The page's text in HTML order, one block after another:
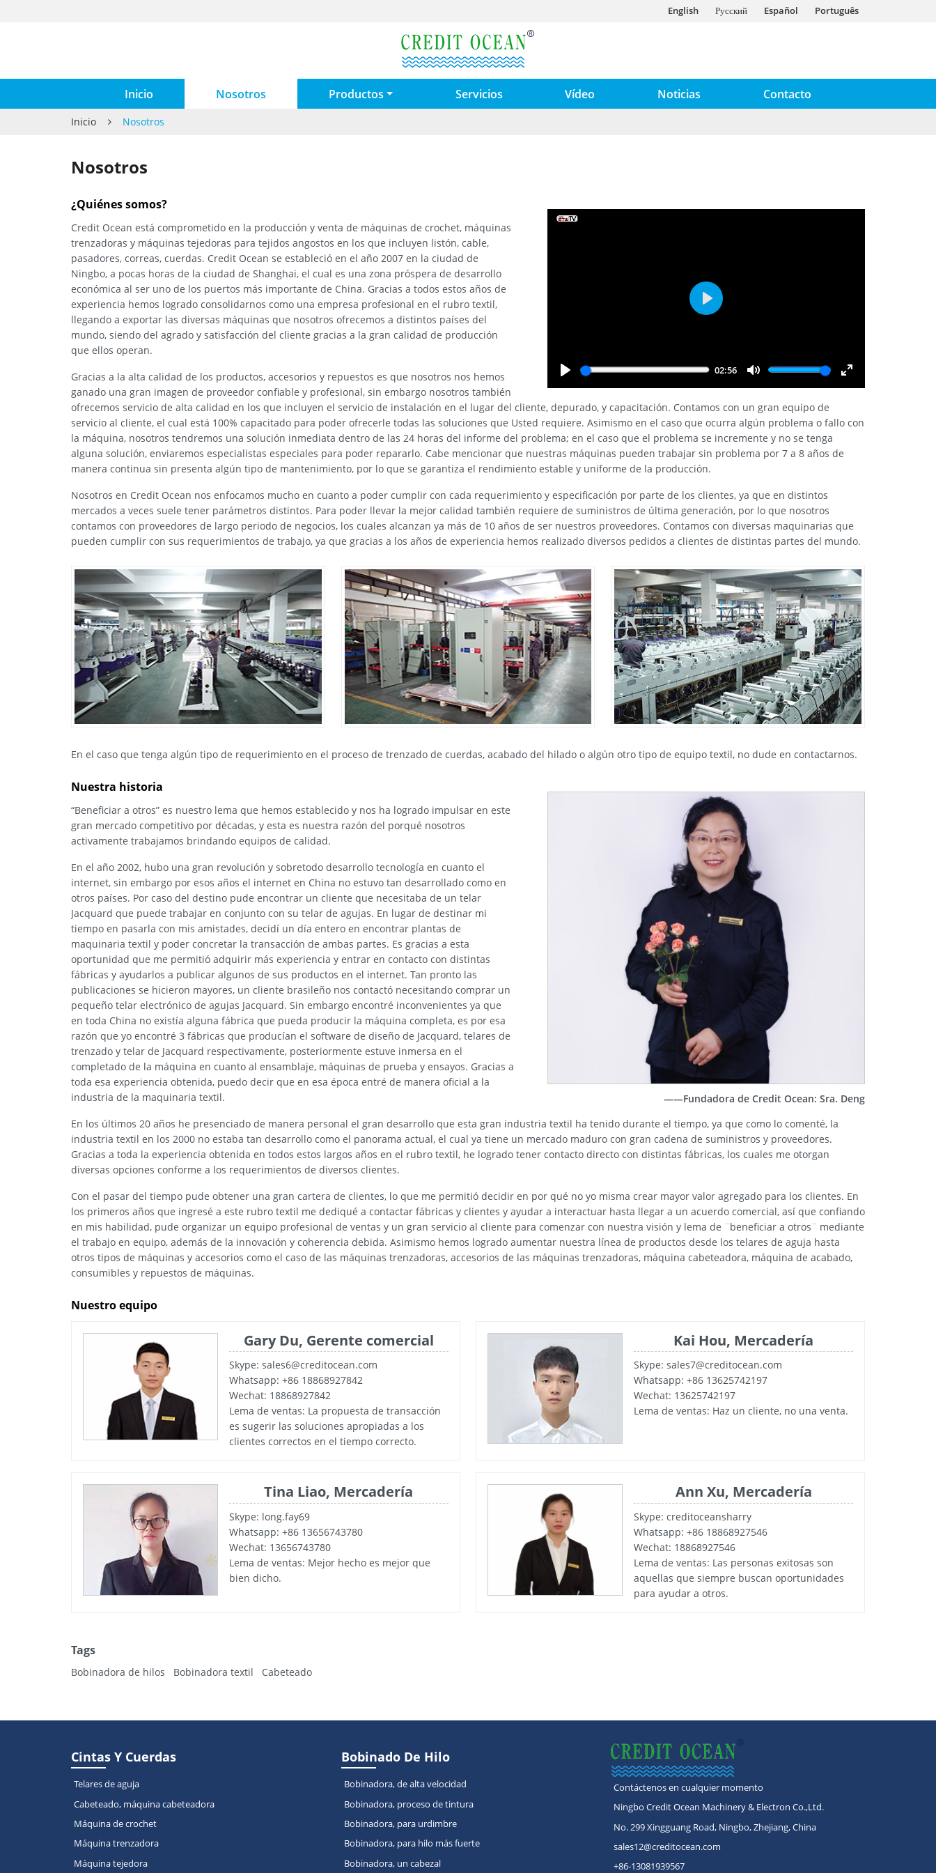
English Русский Español Português
Inicio Nosotros Productos Servicios Vídeo Noticias Contacto
Inicio Nosotros
Nosotros
¿Quiénes somos?
02:56
Play
Credit Ocean está comprometido en la producción y venta de máquinas de crochet, máquinas
trenzadoras y máquinas tejedoras para tejidos angostos en los que incluyen listón, cable,
pasadores, correas, cuerdas. Credit Ocean se estableció en el año 2007 en la ciudad de
Ningbo, a pocas horas de la ciudad de Shanghai, el cual es una zona próspera de desarrollo
económica al ser uno de los puertos más importante de China. Gracias a todos estos años de
experiencia hemos logrado consolidarnos como una empresa profesional en el rubro textil,
llegando a exportar las diversas máquinas que nosotros ofrecemos a distintos países del
mundo, siendo del agrado y satisfacción del cliente gracias a la gran calidad de producción
que ellos operan.
Gracias a la alta calidad de los productos, accesorios y repuestos es que nosotros nos hemos
ganado una gran imagen de proveedor confiable y profesional, sin embargo nosotros también
ofrecemos servicio de alta calidad en los que incluyen el servicio de instalación en el lugar del cliente, depurado, y capacitación. Contamos con un gran equipo de
servicio al cliente, el cual está 100% capacitado para poder ofrecerle todas las soluciones que Usted requiere. Asimismo en el caso que ocurra algún problema o fallo con
la máquina, nosotros tendremos una solución inmediata dentro de las 24 horas del informe del problema; en el caso que el problema se incremente y no se tenga
alguna solución, enviaremos especialistas especiales para poder repararlo. Cabe mencionar que nuestras máquinas pueden trabajar sin problema por 7 a 8 años de
manera continua sin presenta algún tipo de mantenimiento, por lo que se garantiza el rendimiento estable y uniforme de la producción.
Nosotros en Credit Ocean nos enfocamos mucho en cuanto a poder cumplir con cada requerimiento y especificación por parte de los clientes, ya que en distintos
mercados a veces suele tener parámetros distintos. Para poder llevar la mejor calidad también requiere de suministros de última generación, por lo que nosotros
contamos con proveedores de largo periodo de negocios, los cuales alcanzan ya más de 10 años de ser nuestros proveedores. Contamos con diversas maquinarias que
pueden cumplir con sus requerimientos de trabajo, ya que gracias a los años de experiencia hemos realizado diversos pedidos a clientes de distintas partes del mundo.
En el caso que tenga algún tipo de requerimiento en el proceso de trenzado de cuerdas, acabado del hilado o algún otro tipo de equipo textil, no dude en contactarnos.
Nuestra historia
——Fundadora de Credit Ocean: Sra. Deng
“Beneficiar a otros” es nuestro lema que hemos establecido y nos ha logrado impulsar en este
gran mercado competitivo por décadas, y esta es nuestra razón del porqué nosotros
activamente trabajamos brindando equipos de calidad.
En el año 2002, hubo una gran revolución y sobretodo desarrollo tecnología en cuanto el
internet, sin embargo por esos años el internet en China no estuvo tan desarrollado como en
otros países. Por caso del destino pude encontrar un cliente que necesitaba de un telar
Jacquard que puede trabajar en conjunto con su telar de agujas. En lugar de destinar mi
tiempo en pasarla con mis amistades, decidí un día entero en encontrar plantas de
maquinaria textil y poder concretar la transacción de ambas partes. Es gracias a esta
oportunidad que me permitió adquirir más experiencia y entrar en contacto con distintas
fábricas y ayudarlos a publicar algunos de sus productos en el internet. Tan pronto las
publicaciones se hicieron mayores, un cliente brasileño nos contactó necesitando comprar un
pequeño telar electrónico de agujas Jacquard. Sin embargo encontré inconvenientes ya que
en toda China no existía alguna fábrica que pueda producir la máquina completa, es por esa
razón que yo encontré 3 fábricas que producían el software de diseño de Jacquard, telares de
trenzado y telar de Jacquard respectivamente, posteriormente estuve inmersa en el
completado de la máquina en cuanto al ensamblaje, máquinas de prueba y ensayos. Gracias a
toda esa experiencia obtenida, puedo decir que en esa época entré de manera oficial a la
industria de la maquinaria textil.
En los últimos 20 años he presenciado de manera personal el gran desarrollo que esta gran industria textil ha tenido durante el tiempo, ya que como lo comenté, la
industria textil en los 2000 no estaba tan desarrollo como el panorama actual, el cual ya tiene un mercado maduro con gran cadena de suministros y proveedores.
Gracias a toda la experiencia obtenida en todos estos largos años en el rubro textil, he logrado tener contacto directo con distintas fábricas, los cuales me otorgan
diversas opciones conforme a los requerimientos de diversos clientes.
Con el pasar del tiempo pude obtener una gran cartera de clientes, lo que me permitió decidir en por qué no yo misma crear mayor valor agregado para los clientes. En
los primeros años que ingresé a este rubro textil me dediqué a contactar fábricas y clientes y ayudar a interactuar hasta llegar a un acuerdo comercial, así que confiando
en mis habilidad, pude organizar un equipo profesional de ventas y un gran servicio al cliente para comenzar con nuestra visión y lema de ¨beneficiar a otros¨ mediante
el trabajo en equipo, además de la innovación y coherencia debida. Asimismo hemos logrado aumentar nuestra línea de productos desde los telares de aguja hasta
otros tipos de máquinas y accesorios como el caso de las máquinas trenzadoras, accesorios de las máquinas trenzadoras, máquina cabeteadora, máquina de acabado,
consumibles y repuestos de máquinas.
Nuestro equipo
Gary Du, Gerente comercial
Skype: sales6@creditocean.com
Whatsapp: +86 18868927842
Wechat: 18868927842
Lema de ventas: La propuesta de transacción
es sugerir las soluciones apropiadas a los
clientes correctos en el tiempo correcto.
Kai Hou, Mercadería
Skype: sales7@creditocean.com
Whatsapp: +86 13625742197
Wechat: 13625742197
Lema de ventas: Haz un cliente, no una venta.
Tina Liao, Mercadería
Skype: long.fay69
Whatsapp: +86 13656743780
Wechat: 13656743780
Lema de ventas: Mejor hecho es mejor que
bien dicho.
Ann Xu, Mercadería
Skype: creditoceansharry
Whatsapp: +86 18868927546
Wechat: 18868927546
Lema de ventas: Las personas exitosas son
aquellas que siempre buscan oportunidades
para ayudar a otros.
Tags
Bobinadora de hilos Bobinadora textil Cabeteado
Cintas Y Cuerdas
Telares de aguja
Cabeteado, máquina cabeteadora
Máquina de crochet
Máquina trenzadora
Máquina tejedora
Bobinado De Hilo
Bobinadora, de alta velocidad
Bobinadora, proceso de tintura
Bobinadora, para urdimbre
Bobinadora, para hilo más fuerte
Bobinadora, un cabezal
Contáctenos en cualquier momento
Ningbo Credit Ocean Machinery & Electron Co.,Ltd.
No. 299 Xingguang Road, Ningbo, Zhejiang, China
sales12@creditocean.com
+86-13081939567